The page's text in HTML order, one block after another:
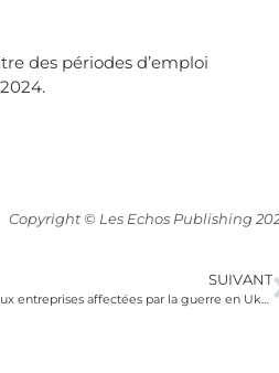
des périodes d’emploi
Copyright © Les Echos Publishing
SUIVANT
Les prêts à taux bonifié étendus aux entreprises affectées par la guerre en Ukraine